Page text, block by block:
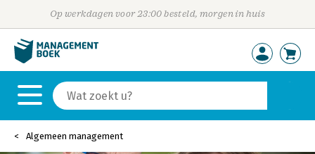
Op werkdagen voor 23:00 besteld, morgen in huis
Algemeen management